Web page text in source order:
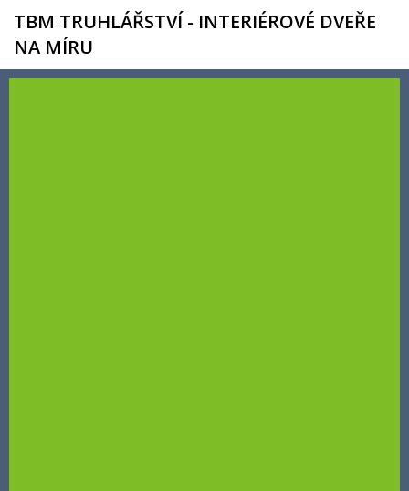
TBM TRUHLÁŘSTVÍ - INTERIÉROVÉ DVEŘE
NA MÍRU